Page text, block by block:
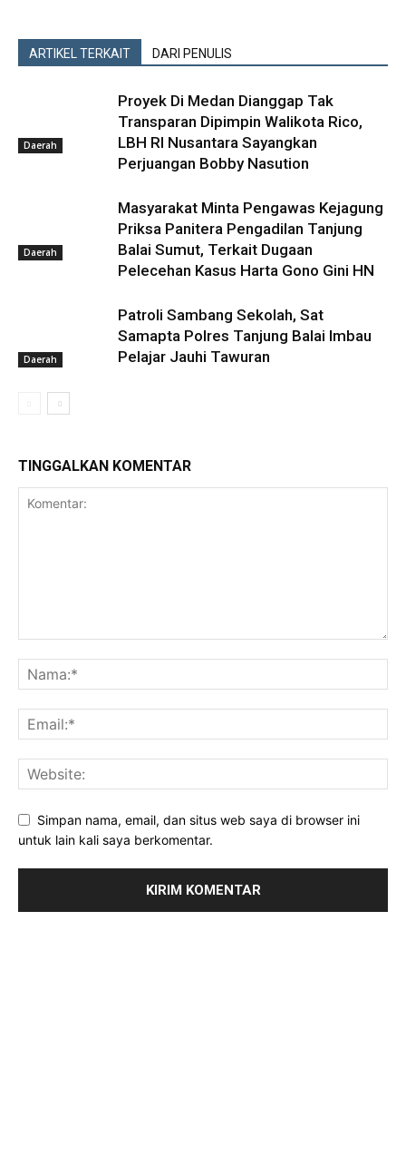
ARTIKEL TERKAIT DARI PENULIS
Daerah
Proyek Di Medan Dianggap Tak
Transparan Dipimpin Walikota Rico,
LBH RI Nusantara Sayangkan
Perjuangan Bobby Nasution
Daerah
Masyarakat Minta Pengawas Kejagung
Priksa Panitera Pengadilan Tanjung
Balai Sumut, Terkait Dugaan
Pelecehan Kasus Harta Gono Gini HN
Daerah
Patroli Sambang Sekolah, Sat
Samapta Polres Tanjung Balai Imbau
Pelajar Jauhi Tawuran
TINGGALKAN KOMENTAR
Simpan nama, email, dan situs web saya di browser ini
untuk lain kali saya berkomentar.